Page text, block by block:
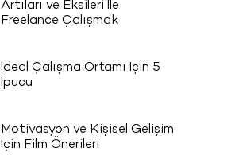
Artıları ve Eksileri İle
Freelance Çalışmak
İdeal Çalışma Ortamı İçin 5
İpucu
Motivasyon ve Kişisel Gelişim
İçin Film Önerileri